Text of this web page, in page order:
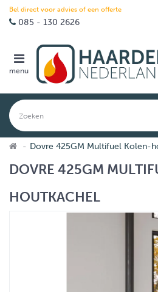
Bel direct voor advies of een offerte
085 - 130 2626
menu
Dovre 425GM Multifuel Kolen-
DOVRE 425GM
HOUTKACHEL